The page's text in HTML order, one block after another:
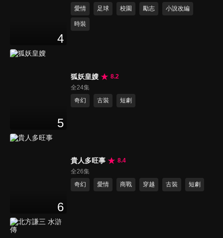
4
愛情
足球 校園 勵志 小說改編
時裝
5
狐妖皇嫂
8.2
全24集
奇幻
古裝 短劇
6
貴人多旺事
8.4
全26集
奇幻
愛情 商戰 穿越 古裝 短劇